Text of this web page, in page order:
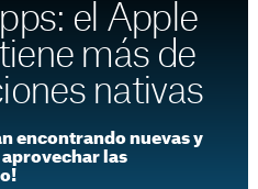
el Apple
más de
nativas
encontrando nuevas y
las